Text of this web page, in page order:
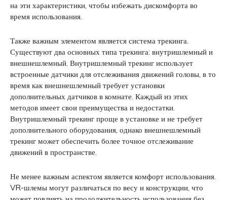
на эти характеристики, чтобы избежать дискомфорта во
время использования.
Также важным элементом является система трекинга.
Существуют два основных типа трекинга: внутришлемный и
внешнешлемный. Внутришлемный трекинг использует
встроенные датчики для отслеживания движений головы, в то
время как внешнешлемный требует установки
дополнительных датчиков в комнате. Каждый из этих
методов имеет свои преимущества и недостатки.
Внутришлемный трекинг проще в установке и не требует
дополнительного оборудования, однако внешнешлемный
трекинг может обеспечить более точное отслеживание
движений в пространстве.
Не менее важным аспектом является комфорт использования.
VR-шлемы могут различаться по весу и конструкции, что